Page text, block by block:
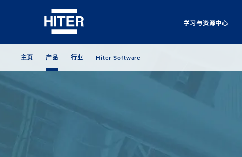
学习与资源中心
主页 产品 行业 Hiter Software